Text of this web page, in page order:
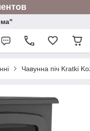
Чавунна піч Kratki